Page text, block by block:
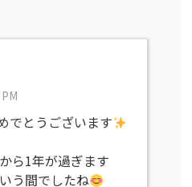
でとうございます
ら1年が過ぎます
う間でしたね